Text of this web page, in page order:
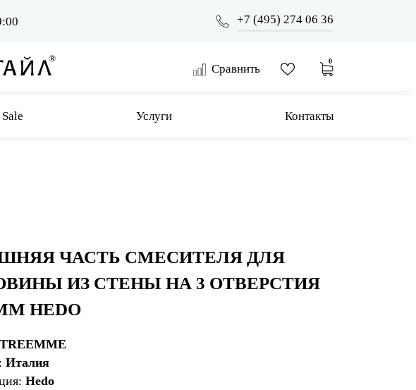
+7 (495) 274 06 36
Сравнить
0
Sale Услуги Контакты
ЧАСТЬ СМЕСИТЕЛЯ ДЛЯ
ИЗ СТЕНЫ НА 3 ОТВЕРСТИЯ
HEDO
TREEMME
Италия
Hedo